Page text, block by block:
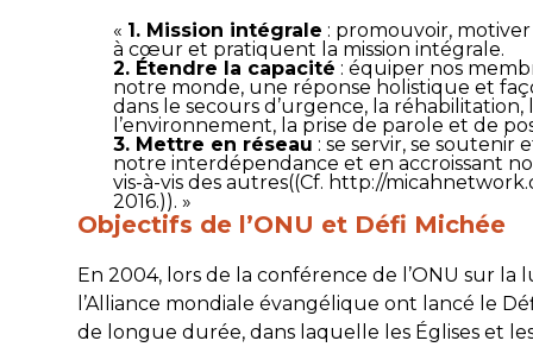
« 1. Mission intégrale : promouvoir,
à cœur et pratiquent la mission intégrale.
2. Étendre la capacité : équiper nos
notre monde, une réponse holistique et
dans le secours d’urgence, la
l’environnement, la prise de parole et de
3. Mettre en réseau : se servir, se
notre interdépendance et en accroissant
vis-à-vis des autres((Cf. http://
2016.)). »
Objectifs de l’ONU et Défi Michée
En 2004, lors de la conférence de l’ONU sur
l’Alliance mondiale évangélique ont lancé le
de longue durée, dans laquelle les Églises et